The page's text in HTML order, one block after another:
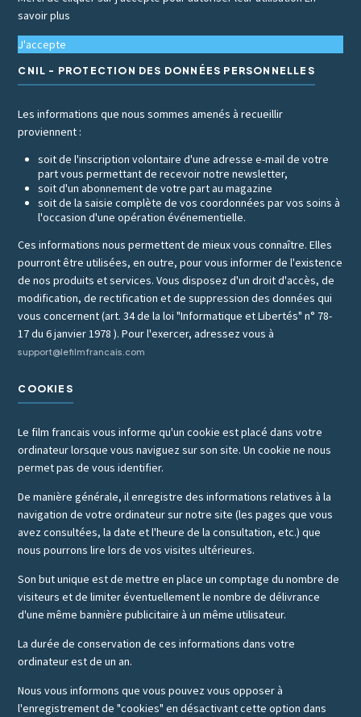
savoir plus
J'accepte
CNIL - PROTECTION DES DONNÉES PERSONNELLES
Les informations que nous sommes amenés à recueillir
proviennent :
soit de l'inscription volontaire d'une adresse e-mail de votre
part vous permettant de recevoir notre newsletter,
soit d'un abonnement de votre part au magazine
soit de la saisie complète de vos coordonnées par vos soins à
l'occasion d'une opération événementielle.
Ces informations nous permettent de mieux vous connaître. Elles
pourront être utilisées, en outre, pour vous informer de l'existence
de nos produits et services. Vous disposez d'un droit d'accès, de
modification, de rectification et de suppression des données qui
vous concernent (art. 34 de la loi "Informatique et Libertés" n° 78-
17 du 6 janvier 1978 ). Pour l'exercer, adressez vous à
support@lefilmfrancais.com
COOKIES
Le film francais vous informe qu'un cookie est placé dans votre
ordinateur lorsque vous naviguez sur son site. Un cookie ne nous
permet pas de vous identifier.
De manière générale, il enregistre des informations relatives à la
navigation de votre ordinateur sur notre site (les pages que vous
avez consultées, la date et l'heure de la consultation, etc.) que
nous pourrons lire lors de vos visites ultérieures.
Son but unique est de mettre en place un comptage du nombre de
visiteurs et de limiter éventuellement le nombre de délivrance
d'une même bannière publicitaire à un même utilisateur.
La durée de conservation de ces informations dans votre
ordinateur est de un an.
Nous vous informons que vous pouvez vous opposer à
l'enregistrement de "cookies" en désactivant cette option dans